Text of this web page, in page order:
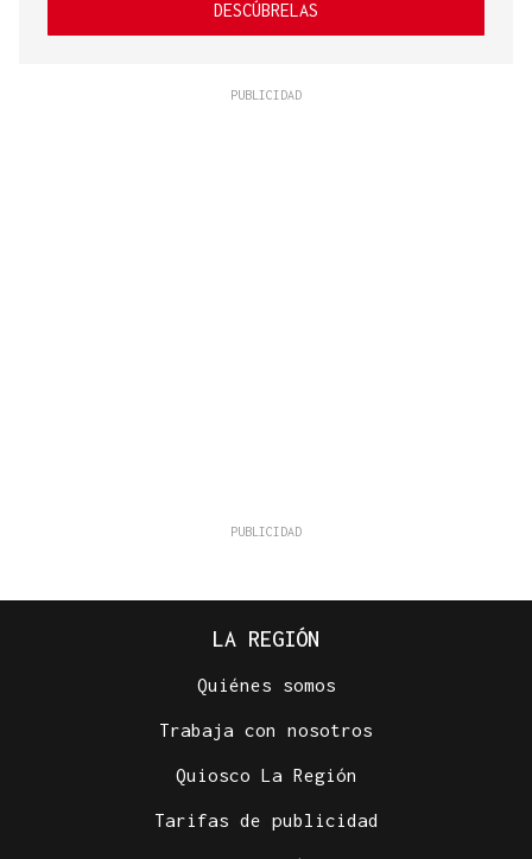
DESCÚBRELAS
LA REGIÓN
Quiénes somos
Trabaja con nosotros
Quiosco La Región
Tarifas de publicidad